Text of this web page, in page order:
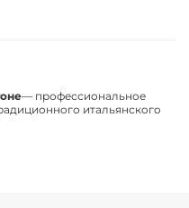
— профессиональное
итальянского